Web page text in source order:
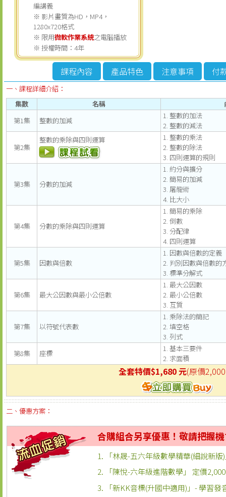
編講義
※ 影片畫質為HD，MP4，
1280x720格式
※ 限用微軟作業系統之電腦播放
※ 授權時間：4年
課程內容 產品特色 注意事項 付
一、課程詳細介紹：
集數
名稱
第1集
整數的加減
1. 整數的加法
2. 整數的減法
第2集
整數的乘除與四則運算
1. 整數的乘法
2. 整數的除法
3. 四則運算的規則
第3集 分數的加減
1. 約分與擴分
2. 簡易的加減
3. 屠龍術
4. 比大小
第4集 分數的乘除與四則運算
1. 簡易的乘除
2. 倒數
3. 分配律
4. 四則運算
第5集 因數與倍數
1. 因數與倍數的定義
2. 判別因數與倍數的
3. 標準分解式
第6集 最大公因數與最小公倍數
1. 最大公因數
2. 最小公倍數
3. 互質
第7集 以符號代表數
1. 乘除法的簡記
2. 填空格
3. 列式
第8集
座標
1. 基本三要件
2. 求面積
全套特價$1,680 元(原價
二、優惠方案：
合購組合另享優惠！敬請把握
1.
「林晟-五六年級數學精華(細說新
2. 「陳悅-六年級進階數學」 定價
3.
「新KK音標(升國中適用)」- 學習